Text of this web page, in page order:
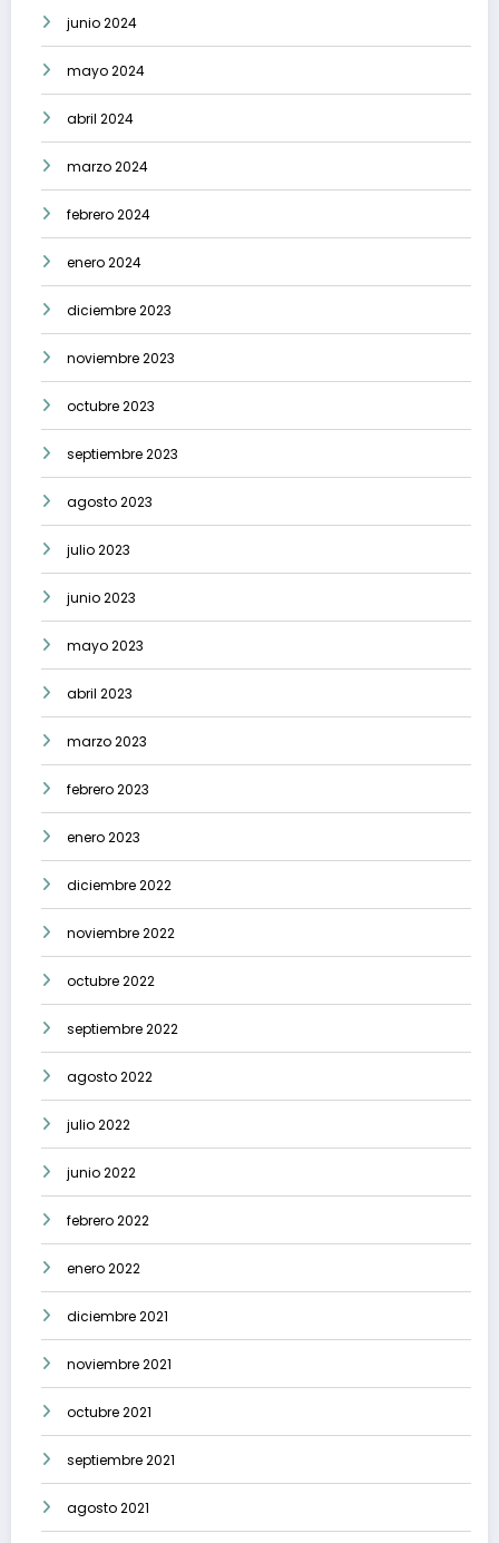
junio 2024
mayo 2024
abril 2024
marzo 2024
febrero 2024
enero 2024
diciembre 2023
noviembre 2023
octubre 2023
septiembre 2023
agosto 2023
julio 2023
junio 2023
mayo 2023
abril 2023
marzo 2023
febrero 2023
enero 2023
diciembre 2022
noviembre 2022
octubre 2022
septiembre 2022
agosto 2022
julio 2022
junio 2022
febrero 2022
enero 2022
diciembre 2021
noviembre 2021
octubre 2021
septiembre 2021
agosto 2021